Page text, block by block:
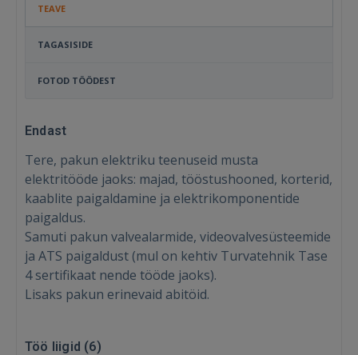
Sisene
TEAVE
TAGASISIDE
FOTOD TÖÖDEST
Endast
Tere, pakun elektriku teenuseid musta
elektritööde jaoks: majad, tööstushooned, korterid,
kaablite paigaldamine ja elektrikomponentide
paigaldus.
Samuti pakun valvealarmide, videovalvesüsteemide
ja ATS paigaldust (mul on kehtiv Turvatehnik Tase
4 sertifikaat nende tööde jaoks).
Lisaks pakun erinevaid abitöid.
Töö liigid (6)